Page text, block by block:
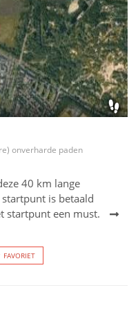
onverharde paden
40 km lange
is betaald
startpunt een must.
FAVORIET